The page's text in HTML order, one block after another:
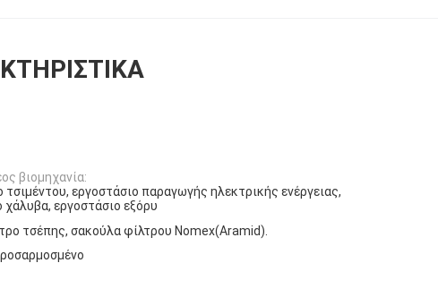
βιομηχανία:
τσιμέντου, εργοστάσιο παραγωγής ηλεκτρικής ενέργειας,
χάλυβα, εργοστάσιο εξόρυ
τσέπης, σακούλα φίλτρου Nomex(Aramid).